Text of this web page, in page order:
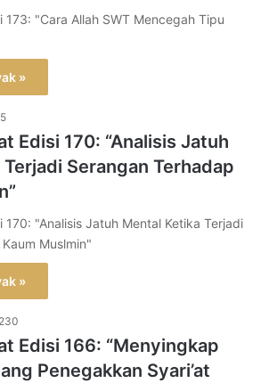
173: "Cara Allah SWT Mencegah Tipu
»
Edisi 170: “Analisis Jatuh
Serangan Terhadap
170: "Analisis Jatuh Mental Ketika Terjadi
Muslmin"
»
230
Edisi 166: “Menyingkap
Penegakkan Syari’at